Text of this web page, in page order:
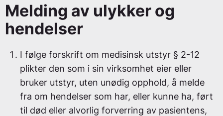
Melding av ulykker og
hendelser
I følge forskrift om medisinsk utstyr § 2-12
plikter den som i sin virksomhet eier eller
bruker utstyr, uten unødig opphold, å melde
fra om hendelser som har, eller kunne ha, ført
til død eller alvorlig forverring av pasientens,